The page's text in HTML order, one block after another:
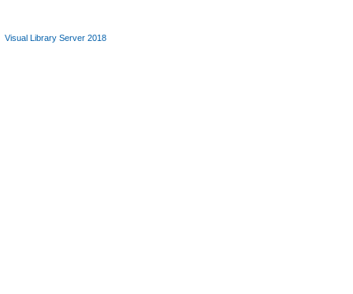
Visual Library Server 2018